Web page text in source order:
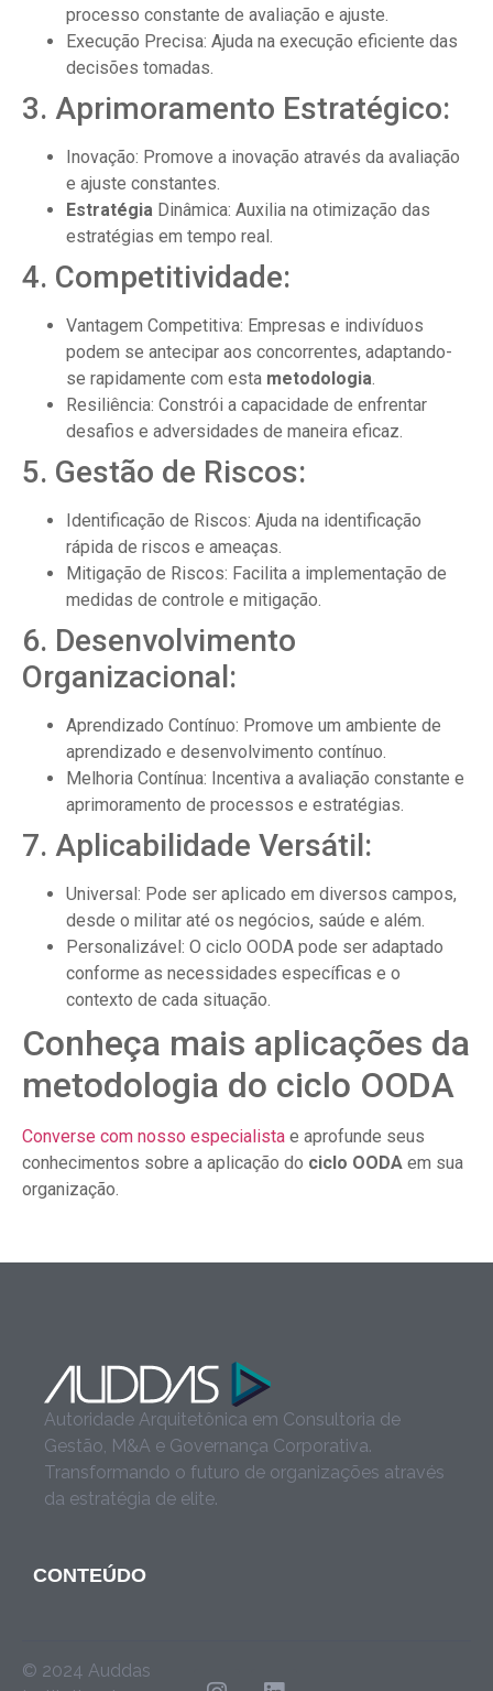
processo constante de avaliação e ajuste.
Execução Precisa: Ajuda na execução eficiente das
decisões tomadas.
3. Aprimoramento Estratégico:
Inovação: Promove a inovação através da avaliação
e ajuste constantes.
Estratégia Dinâmica: Auxilia na otimização das
estratégias em tempo real.
4. Competitividade:
Vantagem Competitiva: Empresas e indivíduos
podem se antecipar aos concorrentes, adaptando-
se rapidamente com esta metodologia.
Resiliência: Constrói a capacidade de enfrentar
desafios e adversidades de maneira eficaz.
5. Gestão de Riscos:
Identificação de Riscos: Ajuda na identificação
rápida de riscos e ameaças.
Mitigação de Riscos: Facilita a implementação de
medidas de controle e mitigação.
6. Desenvolvimento
Organizacional:
Aprendizado Contínuo: Promove um ambiente de
aprendizado e desenvolvimento contínuo.
Melhoria Contínua: Incentiva a avaliação constante e
aprimoramento de processos e estratégias.
7. Aplicabilidade Versátil:
Universal: Pode ser aplicado em diversos campos,
desde o militar até os negócios, saúde e além.
Personalizável: O ciclo OODA pode ser adaptado
conforme as necessidades específicas e o
contexto de cada situação.
Conheça mais aplicações da
metodologia do ciclo OODA
Converse com nosso especialista e aprofunde seus
conhecimentos sobre a aplicação do ciclo OODA em sua
organização.
Autoridade Arquitetônica em Consultoria de
Gestão, M&A e Governança Corporativa.
Transformando o futuro de organizações através
da estratégia de elite.
CONTEÚDO
© 2024 Auddas